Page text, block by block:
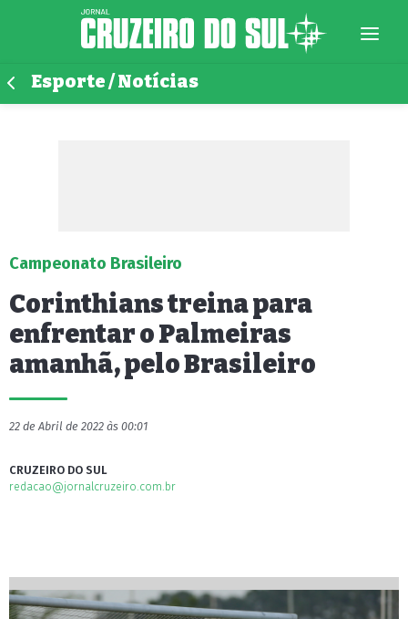
Esporte / Notícias
Campeonato Brasileiro
Corinthians treina para
enfrentar o Palmeiras
amanhã, pelo Brasileiro
22 de Abril de 2022 às 00:01
CRUZEIRO DO SUL
redacao@jornalcruzeiro.com.br